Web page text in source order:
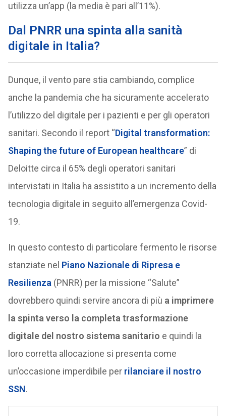
utilizza un’app (la media è pari all’11%).
Dal PNRR una spinta alla sanità
digitale in Italia?
Dunque, il vento pare stia cambiando, complice
anche la pandemia che ha sicuramente accelerato
l’utilizzo del digitale per i pazienti e per gli operatori
sanitari. Secondo il report “Digital transformation:
Shaping the future of European healthcare” di
Deloitte circa il 65% degli operatori sanitari
intervistati in Italia ha assistito a un incremento della
tecnologia digitale in seguito all’emergenza Covid-
19.
In questo contesto di particolare fermento le risorse
stanziate nel Piano Nazionale di Ripresa e
Resilienza (PNRR) per la missione “Salute”
dovrebbero quindi servire ancora di più a imprimere
la spinta verso la completa trasformazione
digitale del nostro sistema sanitario e quindi la
loro corretta allocazione si presenta come
un’occasione imperdibile per rilanciare il nostro
SSN.